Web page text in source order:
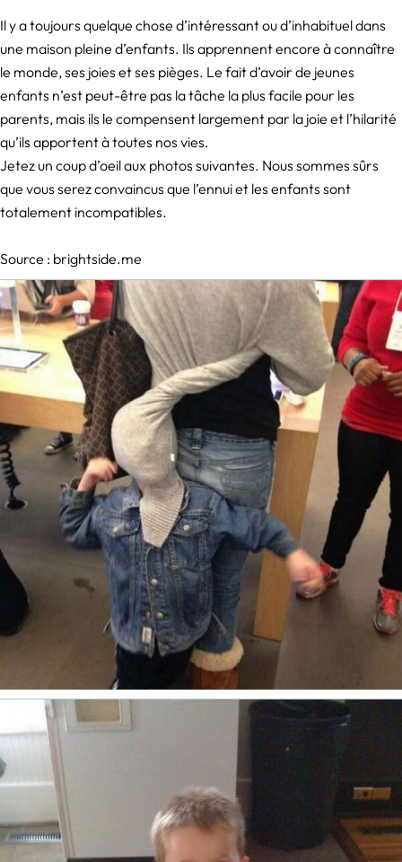
Il y a toujours quelque chose d’intéressant ou d’inhabituel dans
une maison pleine d’enfants. Ils apprennent encore à connaître
le monde, ses joies et ses pièges. Le fait d’avoir de jeunes
enfants n’est peut-être pas la tâche la plus facile pour les
parents, mais ils le compensent largement par la joie et l’hilarité
qu’ils apportent à toutes nos vies.
Jetez un coup d’oeil aux photos suivantes. Nous sommes sûrs
que vous serez convaincus que l’ennui et les enfants sont
totalement incompatibles.
Source : brightside.me